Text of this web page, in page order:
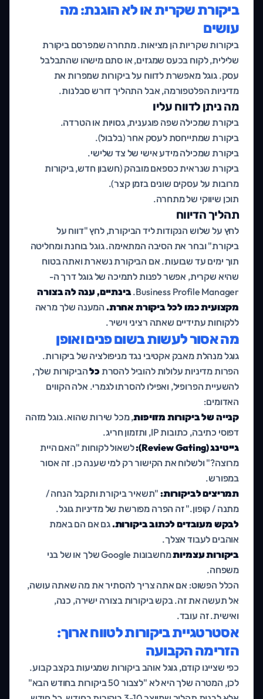
ביקורת שקרית או לא הוגנת: מה
עושים
ביקורות שקריות הן מציאות. מתחרה שמפרסם ביקורת
שלילית, לקוח בכעס שמגזים, או סתם מישהו שהתבלבל
עסק. גוגל מאפשרת לדווח על ביקורות שמפרות את
מדיניות הפלטפורמה, אבל התהליך דורש סבלנות.
מה ניתן לדווח עליו
ביקורת שמכילה שפה פוגענית, גסויות או הטרדה.
ביקורת שמתייחסת לעסק אחר (בלבול).
ביקורת שמכילה מידע אישי של צד שלישי.
ביקורת שנראית כספאם מובהק (חשבון חדש, ביקורות
מרובות על עסקים שונים בזמן קצר).
תוכן שיווקי של מתחרה.
תהליך הדיווח
לחץ על שלוש הנקודות ליד הביקורת, לחץ "דווח על
ביקורת" ובחר את הסיבה המתאימה. גוגל בוחנת ומחליטה
תוך ימים עד שבועות. אם הביקורת נשארת ואתה בטוח
שהיא שקרית, אפשר לפנות לתמיכה של גוגל דרך ה-
Business Profile Manager. בינתיים, ענה לה בצורה
מקצועית כמו לכל ביקורת אחרת. המענה שלך מראה
ללקוחות עתידיים שאתה רציני וישיר.
מה אסור לעשות בשום פנים ואופן
גוגל מנהלת מאבק אקטיבי נגד מניפולציה של ביקורות.
הפרות מדיניות עלולות להוביל להסרתכלהביקורות שלך,
להשעיית הפרופיל, ואפילו להסרתו לגמרי. אלה הקווים
האדומים:
קנייה של ביקורות מזויפות, מכל שירות שהוא. גוגל מזהה
דפוסי כתיבה, כתובות IP, ותזמון חריג.
גייטינג (Review Gating):
לשאול לקוחות "האם היית
מרוצה?" ולשלוח את הקישור רק למי שענה כן. זה אסור
במפורש.
תמריצים לביקורות: "תשאיר ביקורת ותקבל הנחה /
מתנה / קופון." זה הפרה מפורשת של מדיניות גוגל.
לבקש מעובדים לכתוב ביקורות.גם אם הם באמת
אוהבים לעבוד אצלך.
ביקורות עצמיות
מחשבונות Google שלך או של בני
משפחה.
הכלל הפשוט: אם אתה צריך להסתיר את מה שאתה עושה,
אל תעשה את זה. בקש ביקורות בצורה ישירה, כנה,
ואישית. זה עובד.
אסטרטגיית ביקורות לטווח ארוך:
הזרימה הקבועה
כפי שציינו קודם, גוגל אוהב ביקורות שמגיעות בקצב קבוע.
לכן, המטרה שלך היא לא "לצבור 50 ביקורות בחודש הבא"